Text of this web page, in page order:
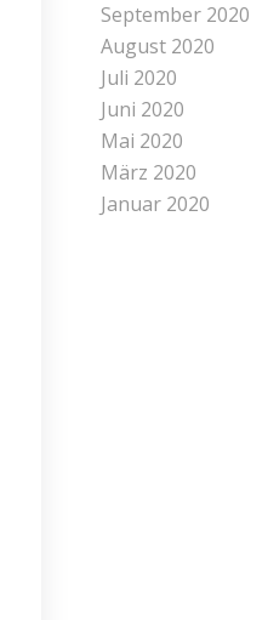
September 2020
August 2020
Juli 2020
Juni 2020
Mai 2020
März 2020
Januar 2020